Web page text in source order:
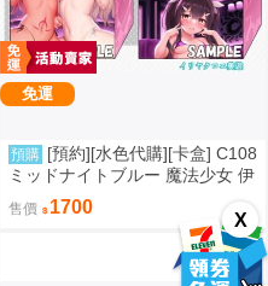
X
免運
預購 [預約][水色代購][卡盒] C108
ミッドナイトブルー 魔法少女 伊
莉雅&美遊&克洛伊
售價 1700